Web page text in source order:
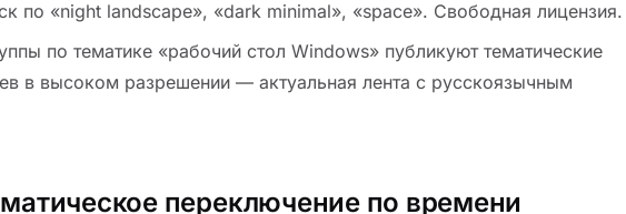
по «night landscape», «dark minimal», «space». Свободная лицензия.
по тематике «рабочий стол Windows» публикуют тематические
в высоком разрешении — актуальная лента с русскоязычным
переключение по времени